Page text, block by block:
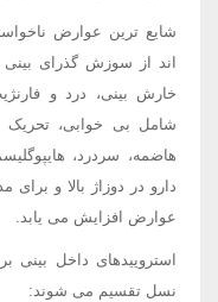
شایع ترین عوارض
اند از سوزش گذرای
خارش بینی، درد و
شامل بی خوابی، تحریک
هاضمه، سردرد،
دارو در دوزاژ بالا و
عوارض افزایش می یابد.
استروییدهای داخل
نسل تقسیم می شوند: